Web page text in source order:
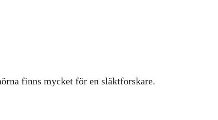
finns mycket för en släktforskare.